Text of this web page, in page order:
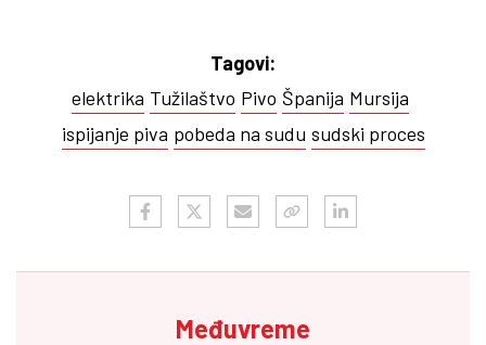
Tagovi:
elektrika Tužilaštvo Pivo Španija Mursija
ispijanje piva pobeda na sudu sudski proces
Međuvreme